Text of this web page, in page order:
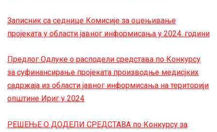
Записник са седнице Комисије за оцењивање
пројеката у области јавног информисања у 2024. години
Предлог Одлуке о расподели средстава по Конкурсу
за суфинансирање пројеката производње медисјких
садржаја из области јавног информисања на територији
општине Ириг у 2024
РЕШЕЊЕ О ДОДЕЛИ СРЕДСТАВА по Конкурсу за